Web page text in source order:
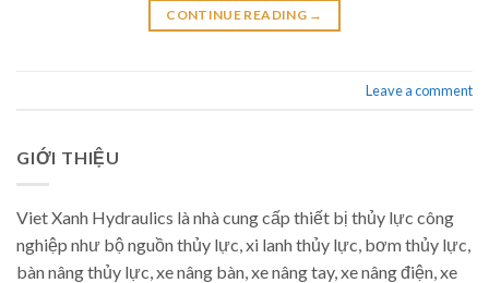
CONTINUE READING →
Leave a comment
GIỚI THIỆU
Viet Xanh Hydraulics là nhà cung cấp thiết bị thủy lực công
nghiệp như bộ nguồn thủy lực, xi lanh thủy lực, bơm thủy lực,
bàn nâng thủy lực, xe nâng bàn, xe nâng tay, xe nâng điện, xe